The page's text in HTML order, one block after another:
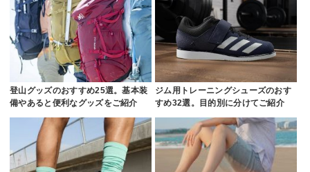
登山グッズのおすすめ25選。基本装
備やあると便利なグッズをご紹介
ジム用トレーニングシューズのおす
すめ32選。目的別に分けてご紹介